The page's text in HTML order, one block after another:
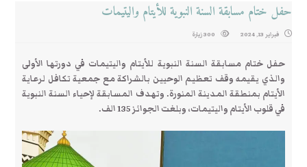
حفل ختام مسابقة السنة النبوية للأيتام واليتيمات
فبراير 13, 2024 300 زيارة
حفل ختام مسابقة السنة النبوية للأيتام واليتيمات في دورتها الأولى
والذي يقيمه وقف تعظيم الوحيين بالشراكة مع جمعية تكافل لرعاية
الأيتام بمنطقة المدينة المنورة. وتهدف المسابقة لإحياء السنة النبوية
في قلوب الأيتام واليتيمات، وبلغت الجوائز 135 الف.